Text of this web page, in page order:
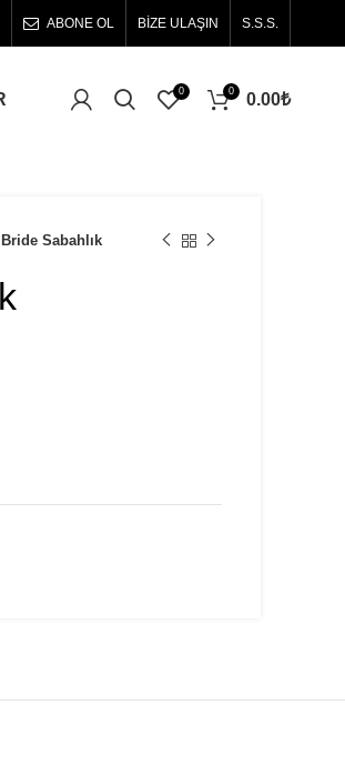
ABONE OL BİZE ULAŞIN S.S.S.
0 0 0.00₺
Sabahlık